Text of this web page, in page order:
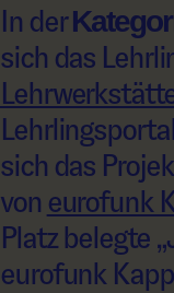
In der
sich das
sich das
von eurofunk
Platz belegte
eurofunk